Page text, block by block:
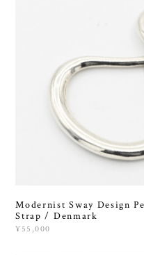
Modernist Sway Design
Strap / Denmark
¥55,000